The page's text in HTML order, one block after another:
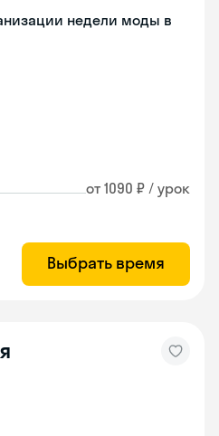
недели моды в
от 1090 ₽ / урок
Выбрать время